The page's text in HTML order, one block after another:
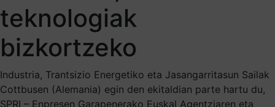
teknologiak
bizkortzeko
Industria, Trantsizio Energetiko eta Jasangarritasun Sailak
Cottbusen (Alemania) egin den ekitaldian parte hartu du,
SPRI – Enpresen Garapenerako Euskal Agentziaren eta